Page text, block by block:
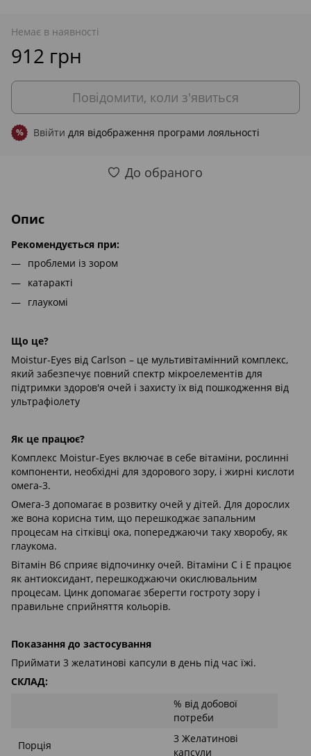
Немає в наявності
912 грн
Повідомити, коли з'явиться
% Ввійти для відображення програми лояльності
До обраного
Опис
Рекомендується при:
проблеми із зором
катаракті
глаукомі
Що це?
Moistur-Eyes від Carlson – це мультивітамінний комплекс,
який забезпечує повний спектр мікроелементів для
підтримки здоров'я очей і захисту їх від пошкодження від
ультрафіолету
Як це працює?
Комплекс Moistur-Eyes включає в себе вітаміни, рослинні
компоненти, необхідні для здорового зору, і жирні кислоти
омега-3.
Омега-3 допомагає в розвитку очей у дітей. Для дорослих
же вона корисна тим, що перешкоджає запальним
процесам на сітківці ока, попереджаючи таку хворобу, як
глаукома.
Вітамін В6 сприяє відпочинку очей. Вітаміни С і Е працює
як антиоксидант, перешкоджаючи окислювальним
процесам. Цинк допомагає зберегти гостроту зору і
правильне сприйняття кольорів.
Показання до застосування
Приймати 3 желатинові капсули в день під час їжі.
СКЛАД:
% від добової
потреби
Порція
3 Желатинові
капсули